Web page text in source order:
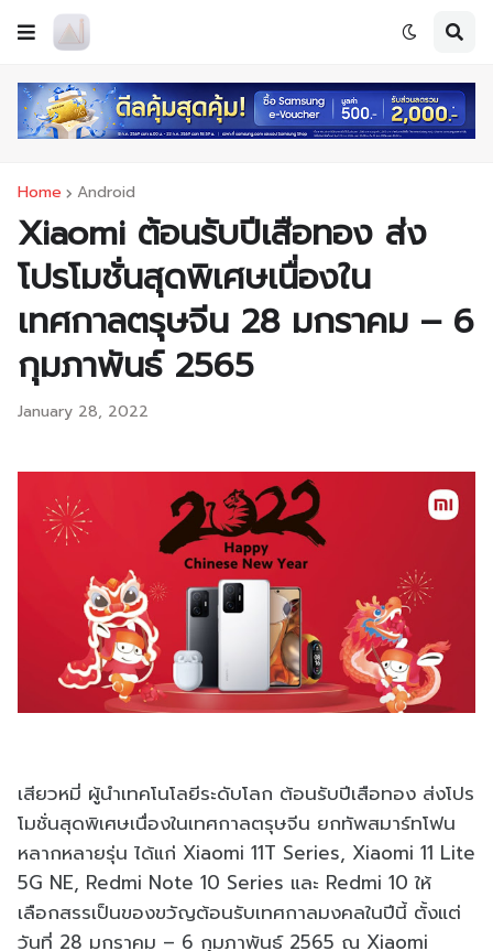
Home Android
Xiaomi ต้อนรับปีเสือทอง ส่ง
โปรโมชั่นสุดพิเศษเนื่องใน
เทศกาลตรุษจีน 28 มกราคม – 6
กุมภาพันธ์ 2565
January 28, 2022
เสียวหมี่ ผู้นำเทคโนโลยีระดับโลก ต้อนรับปีเสือทอง ส่งโปร
โมชั่นสุดพิเศษเนื่องในเทศกาลตรุษจีน ยกทัพสมาร์ทโฟน
หลากหลายรุ่น ได้แก่ Xiaomi 11T Series, Xiaomi 11 Lite
5G NE, Redmi Note 10 Series และ Redmi 10 ให้
เลือกสรรเป็นของขวัญต้อนรับเทศกาลมงคลในปีนี้ ตั้งแต่
วันที่ 28 มกราคม – 6 กุมภาพันธ์ 2565 ณ Xiaomi